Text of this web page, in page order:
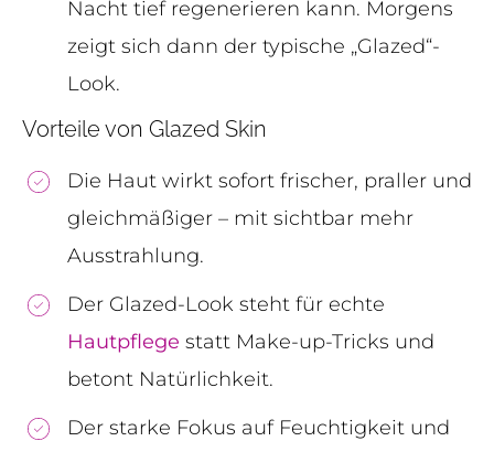
Nacht tief regenerieren kann. Morgens
zeigt sich dann der typische „Glazed“-
Look.
Vorteile von Glazed Skin
Die Haut wirkt sofort frischer, praller und
gleichmäßiger – mit sichtbar mehr
Ausstrahlung.
Der Glazed-Look steht für echte
Hautpflege statt Make-up-Tricks und
betont Natürlichkeit.
Der starke Fokus auf Feuchtigkeit und